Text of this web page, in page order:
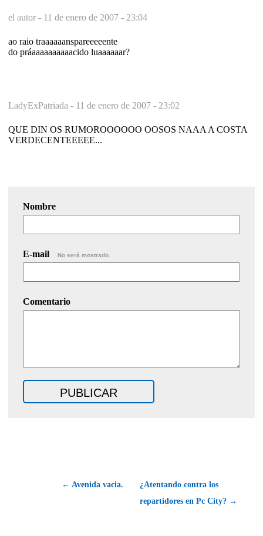
el autor - 11 de enero de 2007 - 23:04
ao raio traaaaaanspareeeeente
do práaaaaaaaaaacido luaaaaaar?
LadyExPatriada - 11 de enero de 2007 - 23:02
QUE DIN OS RUMOROOOOOO OOSOS NAAA A COSTA
VERDECENTEEEEE...
Nombre
E-mail No será mostrado.
Comentario
← Avenida vacia.
¿Atentando contra los
repartidores en Pc City? →